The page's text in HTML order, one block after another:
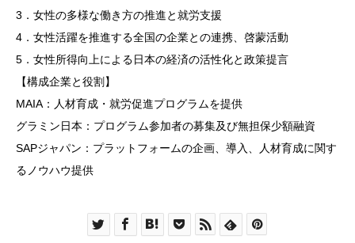
3．女性の多様な働き方の推進と就労支援
4．女性活躍を推進する全国の企業との連携、啓蒙活動
5．女性所得向上による日本の経済の活性化と政策提言
【構成企業と役割】
MAIA：人材育成・就労促進プログラムを提供
グラミン日本：プログラム参加者の募集及び無担保少額融資
SAPジャパン：プラットフォームの企画、導入、人材育成に関す
るノウハウ提供